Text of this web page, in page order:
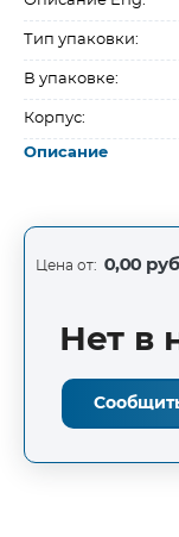
Тип упаковки:
В упаковке:
Корпус:
Описание
Цена от: 0,00
Нет в